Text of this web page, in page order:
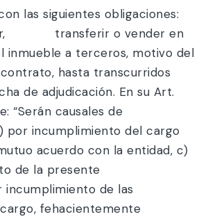
las siguientes obligaciones:
transferir o vender en
inmueble a terceros, motivo del
hasta transcurridos
de adjudicación. En su Art.
“Serán causales de
por incumplimiento del cargo
acuerdo con la entidad, c)
de la presente
incumplimiento de las
cargo, fehacientemente